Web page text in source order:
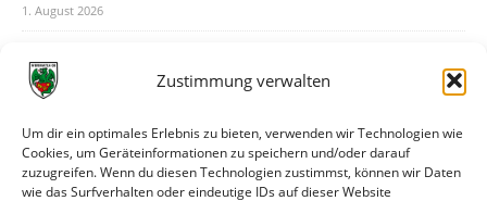
Zustimmung verwalten
Um dir ein optimales Erlebnis zu bieten, verwenden wir Technologien wie
Cookies, um Geräteinformationen zu speichern und/oder darauf
zuzugreifen. Wenn du diesen Technologien zustimmst, können wir Daten
wie das Surfverhalten oder eindeutige IDs auf dieser Website
1. August 2026
31. Juli 2026
30. Juli 2026
Deine Spielminute: 89+1
28. Juli 2026